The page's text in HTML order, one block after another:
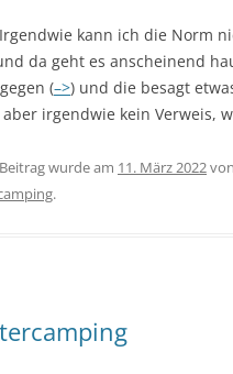
Irgendwie kann ich die Norm
da geht es anscheinend
(–>) und die besagt
aber irgendwie kein Verweis,
wurde am 11. März 2022von
.